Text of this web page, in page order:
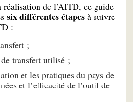
réalisation de l’AITD, ce guide
six différentes étapes à suivre
:
;
transfert utilisé ;
et les pratiques du pays de
et l’efficacité de l’outil de